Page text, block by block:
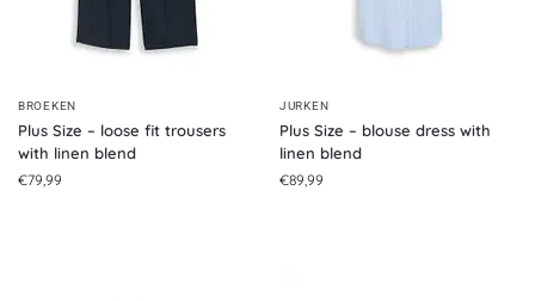
BROEKEN
Plus Size – loose fit trousers
with linen blend
€79,99
JURKEN
Plus Size – blouse dress with
linen blend
€89,99